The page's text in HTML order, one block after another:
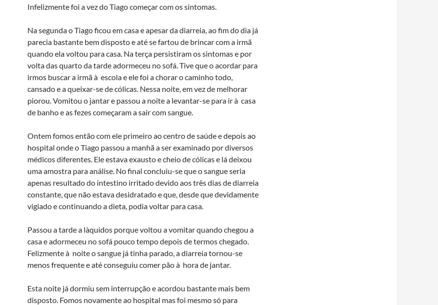
Infelizmente foi a vez do Tiago começar com os sintomas.
Na segunda o Tiago ficou em casa e apesar da diarreia, ao fim do dia já
parecia bastante bem disposto e até se fartou de brincar com a irmã
quando ela voltou para casa. Na terça persistiram os sintomas e por
volta das quarto da tarde adormeceu no sofá. Tive que o acordar para
irmos buscar a irmã à escola e ele foi a chorar o caminho todo,
cansado e a queixar-se de cólicas. Nessa noite, em vez de melhorar
piorou. Vomitou o jantar e passou a noite a levantar-se para ir à casa
de banho e as fezes começaram a sair com sangue.
Ontem fomos então com ele primeiro ao centro de saúde e depois ao
hospital onde o Tiago passou a manhã a ser examinado por diversos
médicos diferentes. Ele estava exausto e cheio de cólicas e lá deixou
uma amostra para análise. No final concluiu-se que o sangue seria
apenas resultado do intestino irritado devido aos três dias de diarreia
constante, que não estava desidratado e que, desde que devidamente
vigiado e continuando a dieta, podia voltar para casa.
Passou a tarde a là­quidos porque voltou a vomitar quando chegou a
casa e adormeceu no sofá pouco tempo depois de termos chegado.
Felizmente à noite o sangue já tinha parado, a diarreia tornou-se
menos frequente e até conseguiu comer pão à hora de jantar.
Esta noite já dormiu sem interrupção e acordou bastante mais bem
disposto. Fomos novamente ao hospital mas foi mesmo só para